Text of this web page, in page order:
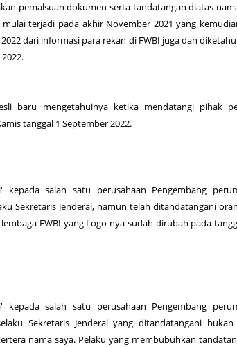
pemalsuan dokumen serta tandatangan diatas
mulai terjadi pada akhir November 2021 yang
dari informasi para rekan di FWBI juga dan
baru mengetahuinya ketika mendatangi pihak
tanggal 1 September 2022.
salah satu perusahaan Pengembang
Sekretaris Jenderal, namun telah ditandatangani
FWBI yang Logo nya sudah dirubah pada
salah satu perusahaan Pengembang
Sekretaris Jenderal yang ditandatangani
nama saya. Pelaku yang membubuhkan